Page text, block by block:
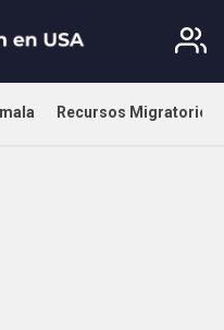
Recursos Migratorios